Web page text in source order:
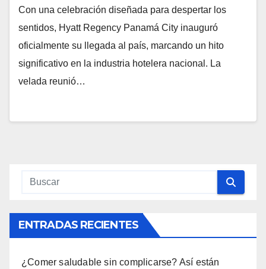
Con una celebración diseñada para despertar los
sentidos, Hyatt Regency Panamá City inauguró
oficialmente su llegada al país, marcando un hito
significativo en la industria hotelera nacional. La
velada reunió…
ENTRADAS RECIENTES
¿Comer saludable sin complicarse? Así están